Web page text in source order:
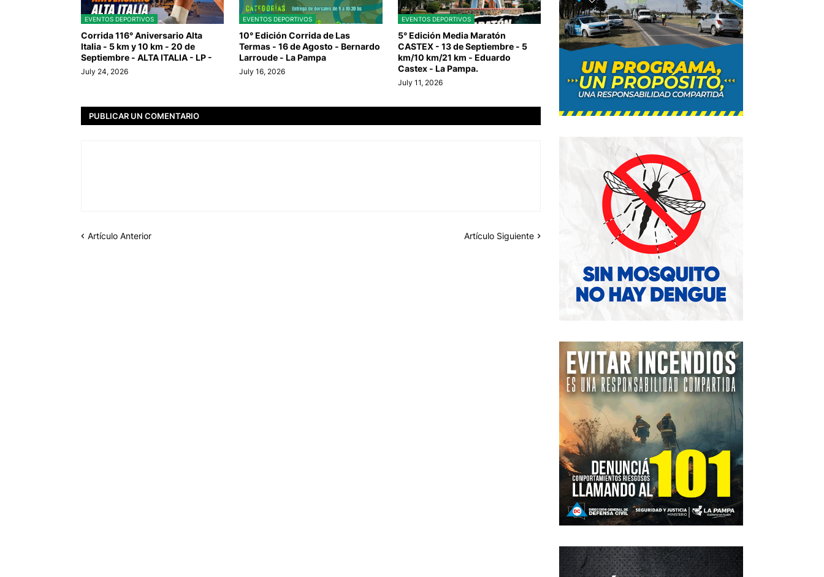
EVENTOS DEPORTIVOS
Corrida 116° Aniversario Alta
Italia - 5 km y 10 km - 20 de
Septiembre - ALTA ITALIA - LP -
July 24, 2026
EVENTOS DEPORTIVOS
10° Edición Corrida de Las
Termas - 16 de Agosto - Bernardo
Larroude - La Pampa
July 16, 2026
EVENTOS DEPORTIVOS
5° Edición Media Maratón
CASTEX - 13 de Septiembre - 5
km/10 km/21 km - Eduardo
Castex - La Pampa.
July 11, 2026
PUBLICAR UN COMENTARIO
Artículo Anterior Artículo Siguiente